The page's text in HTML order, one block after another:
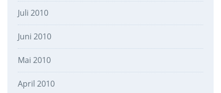
Juli 2010
Juni 2010
Mai 2010
April 2010